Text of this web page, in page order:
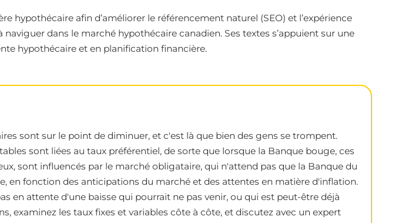
hypothécaire afin d’améliorer le référencement naturel (SEO) et l’expérience
dans le marché hypothécaire canadien. Ses textes s’appuient sur une
hypothécaire et en planification financière.
sont sur le point de diminuer, et c'est là que bien des gens se trompent.
sont liées au taux préférentiel, de sorte que lorsque la Banque bouge, ces
sont influencés par le marché obligataire, qui n'attend pas que la Banque du
en fonction des anticipations du marché et des attentes en matière d'inflation.
en attente d'une baisse qui pourrait ne pas venir, ou qui est peut-être déjà
examinez les taux fixes et variables côte à côte, et discutez avec un expert